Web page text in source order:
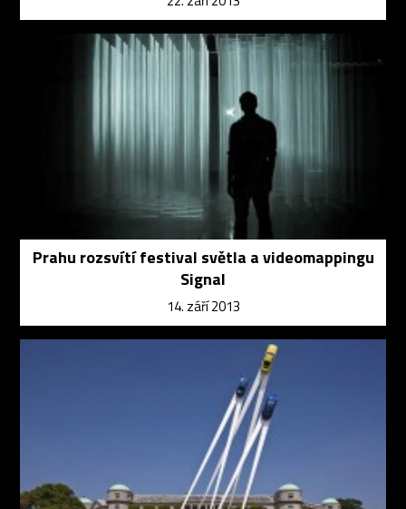
Prahu rozsvítí festival světla a videomappingu
Signal
14. září 2013